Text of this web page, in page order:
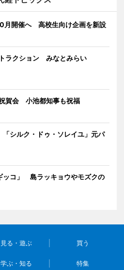
月開催へ 高校生向け企画を新設
ラクション みなとみらい
賀会 小池都知事も祝福
シルク・ドゥ・ソレイユ」元パ
ッコ」 島ラッキョウやモズクの
見る・遊ぶ 買う
学ぶ・知る 特集